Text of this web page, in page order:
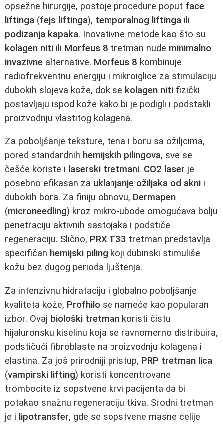
opsežne hirurgije, postoje procedure poput face
liftinga (fejs liftinga), temporalnog liftinga ili
podizanja kapaka. Inovativne metode kao što su
kolagen niti ili Morfeus 8 tretman nude minimalno
invazivne alternative. Morfeus 8 kombinuje
radiofrekventnu energiju i mikroiglice za stimulaciju
dubokih slojeva kože, dok se kolagen niti fizički
postavljaju ispod kože kako bi je podigli i podstakli
proizvodnju vlastitog kolagena.
Za poboljšanje teksture, tena i boru sa ožiljcima,
pored standardnih hemijskih pilingova, sve se
češće koriste i laserski tretmani. CO2 laser je
posebno efikasan za uklanjanje ožiljaka od akni i
dubokih bora. Za finiju obnovu, Dermapen
(microneedling) kroz mikro-ubode omogućava bolju
penetraciju aktivnih sastojaka i podstiče
regeneraciju. Slično, PRX T33 tretman predstavlja
specifičan hemijski piling koji dubinski stimuliše
kožu bez dugog perioda ljuštenja.
Za intenzivnu hidrataciju i globalno poboljšanje
kvaliteta kože, Profhilo se nameće kao popularan
izbor. Ovaj biološki tretman koristi čistu
hijaluronsku kiselinu koja se ravnomerno distribuira,
podstičući fibroblaste na proizvodnju kolagena i
elastina. Za još prirodniji pristup, PRP tretman lica
(vampirski lifting) koristi koncentrovane
trombocite iz sopstvene krvi pacijenta da bi
potakao snažnu regeneraciju tkiva. Srodni tretman
je i lipotransfer, gde se sopstvene masne ćelije